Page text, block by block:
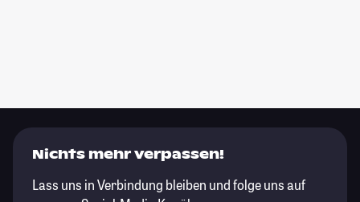
Nichts mehr verpassen!
Lass uns in Verbindung bleiben und folge uns auf